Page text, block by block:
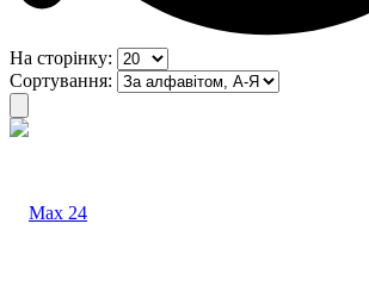
На сторінку:
Сортування: